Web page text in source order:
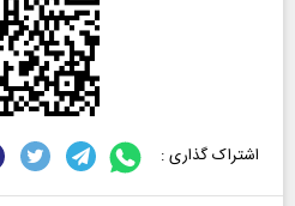
اشتراک گذاری :